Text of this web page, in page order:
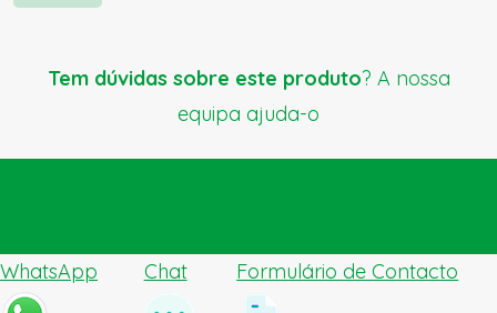
Tem dúvidas sobre este produto? A nossa
equipa ajuda-o
WhatsApp Chat Formulário de Contacto